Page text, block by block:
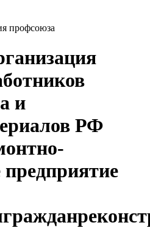
профсоюза
и
РФ
предприятие